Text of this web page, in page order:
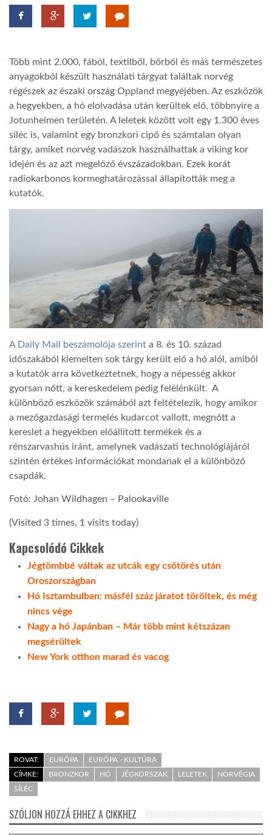
DOBRAVERO.HU
GLOBOBOOK
Több mint 2.000, fából, textilből, bőrből és más természetes
anyagokból készült használati tárgyat találtak norvég
régészek az északi ország Oppland megyéjében. Az eszközök
a hegyekben, a hó elolvadása után kerültek elő, többnyire a
Jotunheimen területén. A leletek között volt egy 1.300 éves
síléc is, valamint egy bronzkori cipő és számtalan olyan
tárgy, amiket norvég vadászok használhattak a viking kor
idején és az azt megelőző évszázadokban. Ezek korát
radiokarbonos kormeghatározással állapították meg a
kutatók.
A Daily Mail beszámolója szerint a 8. és 10. század
időszakából kiemelten sok tárgy került elő a hó alól, amiből
a kutatók arra következtetnek, hogy a népesség akkor
gyorsan nőtt, a kereskedelem pedig felélénkült. A
különböző eszközök számából azt feltételezik, hogy amikor
a mezőgazdasági termelés kudarcot vallott, megnőtt a
kereslet a hegyekben előállított termékek és a
rénszarvashús iránt, amelynek vadászati technológiájáról
szintén értékes információkat mondanak el a különböző
csapdák.
Fotó: Johan Wildhagen – Palookaville
(Visited 3 times, 1 visits today)
Kapcsolódó Cikkek
Jégtömbbé váltak az utcák egy csőtörés után
Oroszországban
Hó Isztambulban: másfél száz járatot töröltek, és még
nincs vége
Nagy a hó Japánban – Már több mint kétszázan
megsérültek
New York otthon marad és vacog
ROVAT: EURÓPA
EURÓPA - KULTÚRA
CÍMKE:
BRONZKOR HÓ JÉGKORSZAK LELETEK
NORVÉGIA
SÍLÉC
SZÓLJON HOZZÁ EHHEZ A CIKKHEZ